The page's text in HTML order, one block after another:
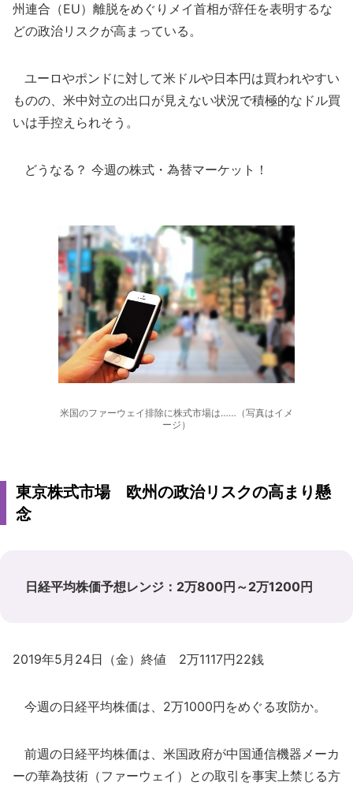
州連合（EU）離脱をめぐりメイ首相が辞任を表明するな
どの政治リスクが高まっている。
ユーロやポンドに対して米ドルや日本円は買われやすい
ものの、米中対立の出口が見えない状況で積極的なドル買
いは手控えられそう。
どうなる？ 今週の株式・為替マーケット！
米国のファーウェイ排除に株式市場は……（写真はイメ
ージ）
東京株式市場 欧州の政治リスクの高まり懸
念
日経平均株価予想レンジ：2万800円～2万1200円
2019年5月24日（金）終値 2万1117円22銭
今週の日経平均株価は、2万1000円をめぐる攻防か。
前週の日経平均株価は、米国政府が中国通信機器メーカ
ーの華為技術（ファーウェイ）との取引を事実上禁じる方